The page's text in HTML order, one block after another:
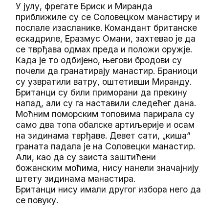
У јулу, фрегате Бриск и Миранда
приближиле су се Соловецком манастиру и
послале изасланике. Командант британске
ескадриле, Еразмус Омани, захтевао је да
се тврђава одмах преда и положи оружје.
Када је то одбијено, његови бродови су
почели да гранатирају манастир. Браниоци
су узвратили ватру, оштетивши Миранду.
Британци су били приморани да прекину
напад, али су га наставили следећег дана.
Моћним поморским топовима парирала су
само два топа обалске артиљерије и осам
на зидинама тврђаве. Девет сати, „киша“
граната падала је на Соловецки манастир.
Али, као да су заиста заштићени
божанским моћима, нису нанели значајнију
штету зидинама манастира.
Британци нису имали другог избора него да
се повуку.